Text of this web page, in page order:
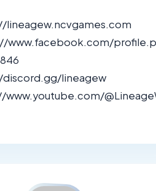
www.facebook.com/
lineagew